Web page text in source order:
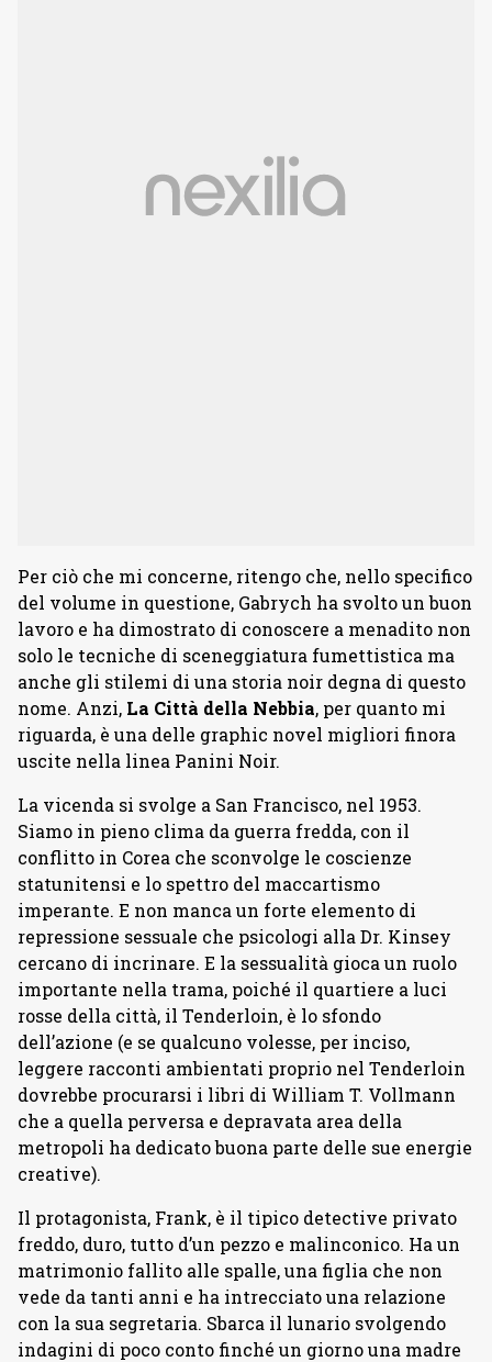
Per ciò che mi concerne, ritengo che, nello specifico
del volume in questione, Gabrych ha svolto un buon
lavoro e ha dimostrato di conoscere a menadito non
solo le tecniche di sceneggiatura fumettistica ma
anche gli stilemi di una storia noir degna di questo
nome. Anzi, La Città della Nebbia, per quanto mi
riguarda, è una delle graphic novel migliori finora
uscite nella linea Panini Noir.
La vicenda si svolge a San Francisco, nel 1953.
Siamo in pieno clima da guerra fredda, con il
conflitto in Corea che sconvolge le coscienze
statunitensi e lo spettro del maccartismo
imperante. E non manca un forte elemento di
repressione sessuale che psicologi alla Dr. Kinsey
cercano di incrinare. E la sessualità gioca un ruolo
importante nella trama, poiché il quartiere a luci
rosse della città, il Tenderloin, è lo sfondo
dell’azione (e se qualcuno volesse, per inciso,
leggere racconti ambientati proprio nel Tenderloin
dovrebbe procurarsi i libri di William T. Vollmann
che a quella perversa e depravata area della
metropoli ha dedicato buona parte delle sue energie
creative).
Il protagonista, Frank, è il tipico detective privato
freddo, duro, tutto d’un pezzo e malinconico. Ha un
matrimonio fallito alle spalle, una figlia che non
vede da tanti anni e ha intrecciato una relazione
con la sua segretaria. Sbarca il lunario svolgendo
indagini di poco conto finché un giorno una madre